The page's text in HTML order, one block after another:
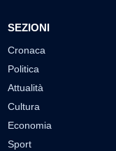
SEZIONI
Cronaca
Politica
Attualità
Cultura
Economia
Sport